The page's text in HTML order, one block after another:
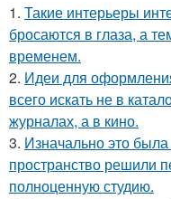
1. Такие интерьеры
бросаются в глаза, а
временем.
2. Идеи для
всего искать не в
журналах, а в кино.
3. Изначально это
пространство решили
полноценную студию.